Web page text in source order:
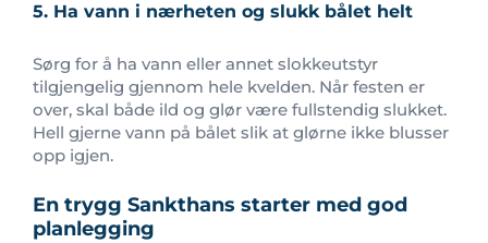
5. Ha vann i nærheten og slukk bålet helt
Sørg for å ha vann eller annet slokkeutstyr
tilgjengelig gjennom hele kvelden. Når festen er
over, skal både ild og glør være fullstendig slukket.
Hell gjerne vann på bålet slik at glørne ikke blusser
opp igjen.
En trygg Sankthans starter med god
planlegging